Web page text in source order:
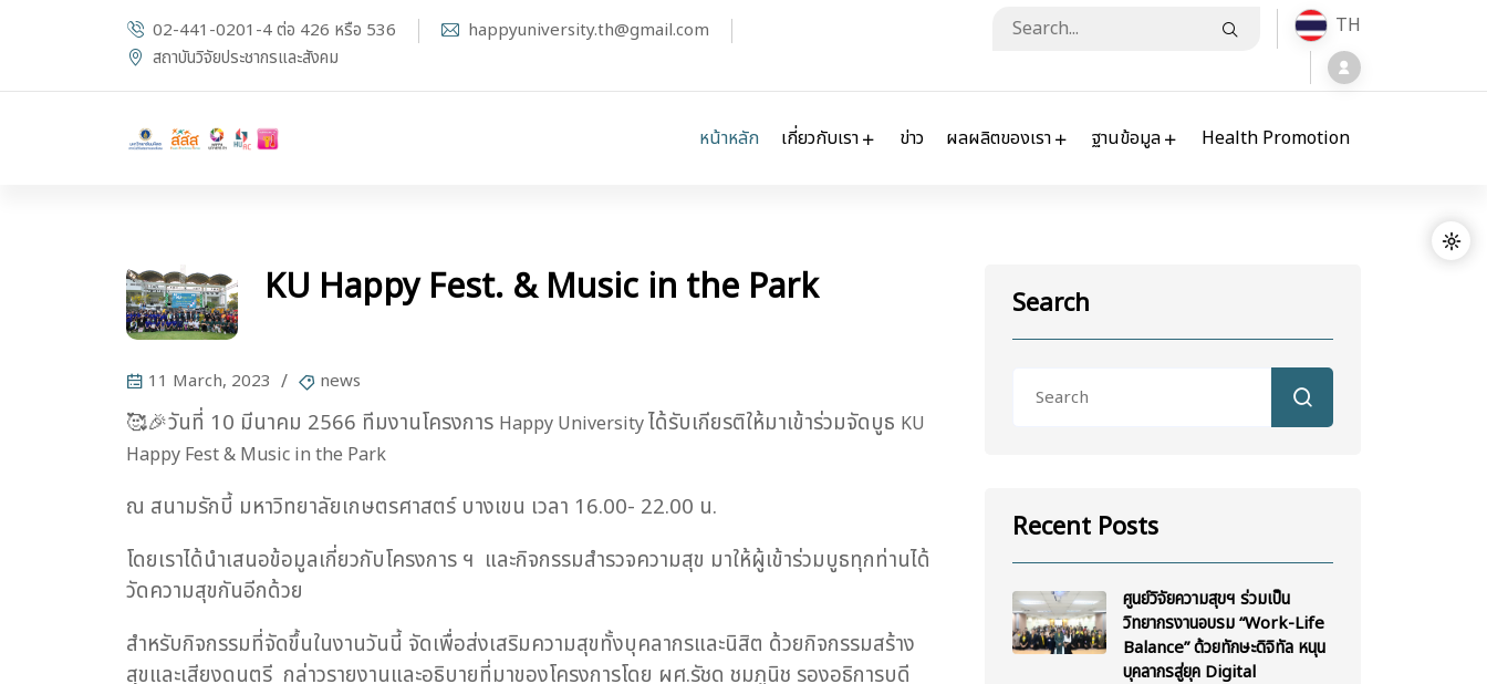
02-441-0201-4 ต่อ 426 หรือ 536
happyuniversity.th@gmail.com
สถาบันวิจัยประชากรและสังคม
TH
หน้าหลัก เกี่ยวกับเรา ข่าว ผลผลิตของเรา ฐานข้อมูล Health Promotion
KU Happy Fest. & Music in the Park
11 March, 2023 news
🥰🎉วันที่ 10 มีนาคม 2566 ทีมงานโครงการ Happy Universityได้รับเกียรติให้มาเข้าร่วมจัดบูธ KU
Happy Fest & Music in the Park
ณ สนามรักบี้ มหาวิทยาลัยเกษตรศาสตร์ บางเขน เวลา 16.00- 22.00 น.
โดยเราได้นำเสนอข้อมูลเกี่ยวกับโครงการ ฯ และกิจกรรมสำรวจความสุข มาให้ผู้เข้าร่วมบูธทุกท่านได้
วัดความสุขกันอีกด้วย
สำหรับกิจกรรมที่จัดขึ้นในงานวันนี้ จัดเพื่อส่งเสริมความสุขทั้งบุคลากรและนิสิต ด้วยกิจกรรมสร้าง
สุขและเสียงดนตรี กล่าวรายงานและอธิบายที่มาของโครงการโดย ผศ.รัชด ชมภูนิช รองอธิการบดี
Search
Recent Posts
ศูนย์วิจัยความสุขฯ ร่วมเป็น
วิทยากรงานอบรม “Work-Life
Balance” ด้วยทักษะดิจิทัล หนุน
บุคลากรสู่ยุค Digital